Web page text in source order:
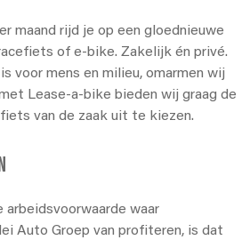
maand rijd je op een gloednieuwe
of e-bike. Zakelijk én privé.
voor mens en milieu, omarmen wij
Lease-a-bike bieden wij graag de
van de zaak uit te kiezen.
waar
Auto Groep van profiteren, is dat